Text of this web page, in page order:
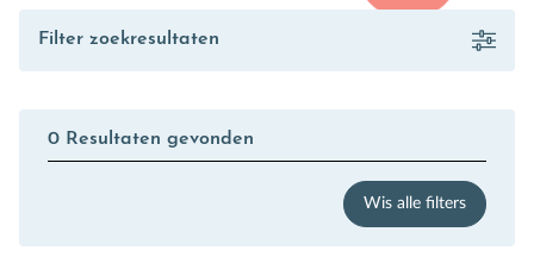
Filter zoekresultaten
0 Resultaten gevonden
Wis alle filters